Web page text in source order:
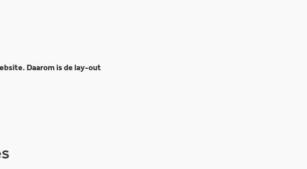
Daarom is de lay-out